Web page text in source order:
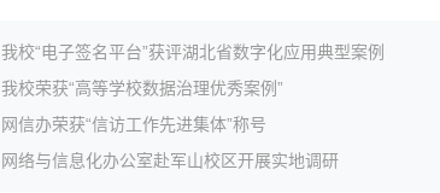
我校“电子签名平台”获评湖北省数字化应用典型案例
我校荣获“高等学校数据治理优秀案例”
网信办荣获“信访工作先进集体”称号
网络与信息化办公室赴军山校区开展实地调研